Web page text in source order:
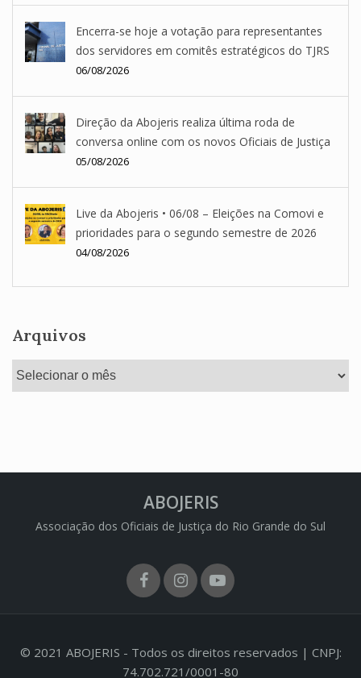
Encerra-se hoje a votação para representantes
dos servidores em comitês estratégicos do TJRS
06/08/2026
Direção da Abojeris realiza última roda de
conversa online com os novos Oficiais de Justiça
05/08/2026
Live da Abojeris • 06/08 – Eleições na Comovi e
prioridades para o segundo semestre de 2026
04/08/2026
Arquivos
Arquivos
ABOJERIS
Associação dos Oficiais de Justiça do Rio Grande do Sul
FacebookInstagram
Youtube
© 2021 ABOJERIS - Todos os direitos reservados | CNPJ:
74.702.721/0001-80